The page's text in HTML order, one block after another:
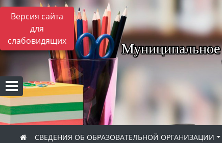
Версия сайта
для
слабовидящих
Муниципальное
СВЕДЕНИЯ ОБ ОБРАЗОВАТЕЛЬНОЙ ОРГАНИЗАЦИИ